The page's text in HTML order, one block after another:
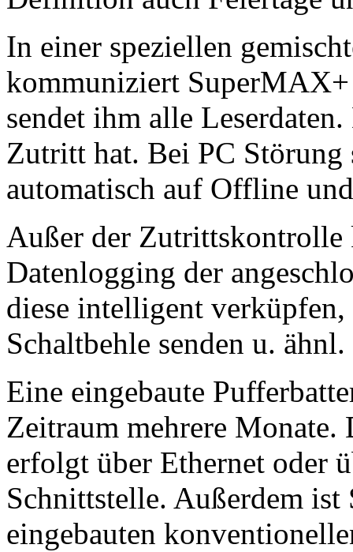
In einer speziellen
kommuniziert
sendet ihm alle
Zutritt hat. Bei PC
automatisch auf Offline
Außer der Zutrittskontrolle
Datenlogging der
diese intelligent
Schaltbehle senden u. ähnl.
Eine eingebaute
Zeitraum mehrere
erfolgt über Ethernet oder
Schnittstelle. Außerdem
eingebauten